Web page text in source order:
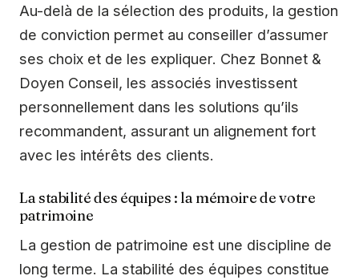
Au-delà de la sélection des produits, la gestion
de conviction permet au conseiller d’assumer
ses choix et de les expliquer. Chez Bonnet &
Doyen Conseil, les associés investissent
personnellement dans les solutions qu’ils
recommandent, assurant un alignement fort
avec les intérêts des clients.
La stabilité des équipes : la mémoire de votre
patrimoine
La gestion de patrimoine est une discipline de
long terme. La stabilité des équipes constitue